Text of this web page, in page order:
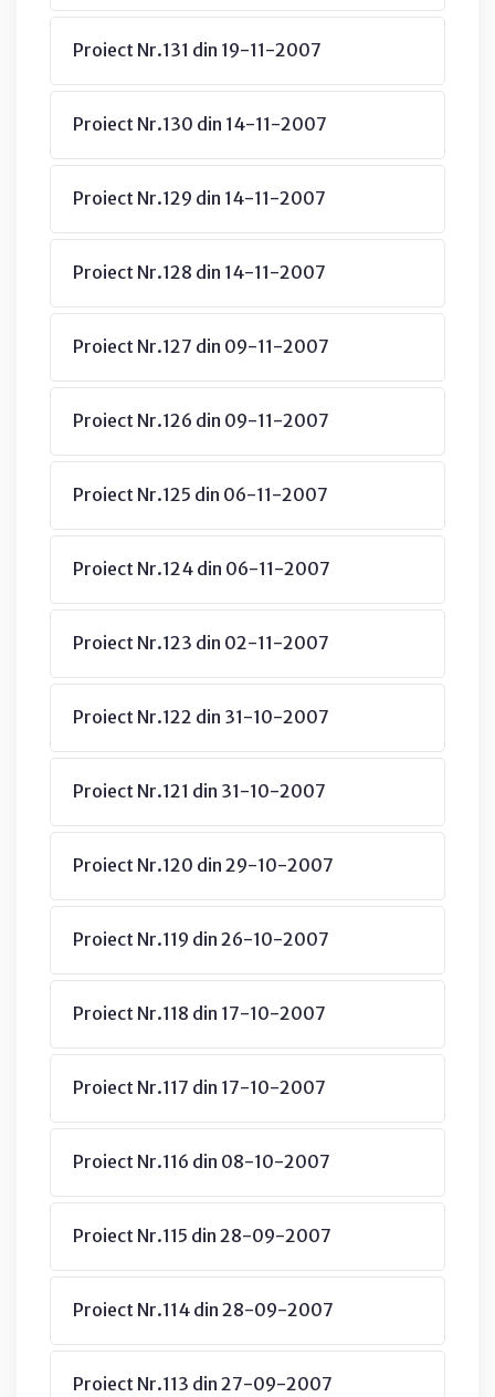
Proiect Nr.131 din 19-11-2007
Proiect Nr.130 din 14-11-2007
Proiect Nr.129 din 14-11-2007
Proiect Nr.128 din 14-11-2007
Proiect Nr.127 din 09-11-2007
Proiect Nr.126 din 09-11-2007
Proiect Nr.125 din 06-11-2007
Proiect Nr.124 din 06-11-2007
Proiect Nr.123 din 02-11-2007
Proiect Nr.122 din 31-10-2007
Proiect Nr.121 din 31-10-2007
Proiect Nr.120 din 29-10-2007
Proiect Nr.119 din 26-10-2007
Proiect Nr.118 din 17-10-2007
Proiect Nr.117 din 17-10-2007
Proiect Nr.116 din 08-10-2007
Proiect Nr.115 din 28-09-2007
Proiect Nr.114 din 28-09-2007
Proiect Nr.113 din 27-09-2007